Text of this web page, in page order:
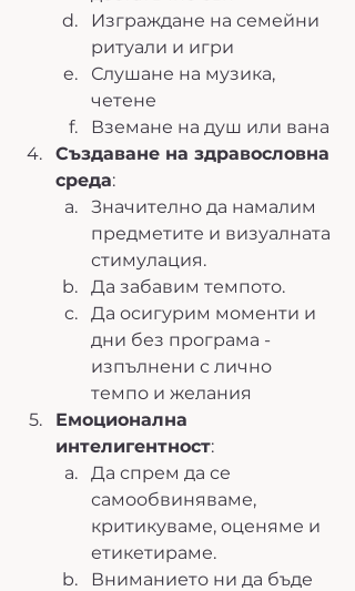
Изграждане на семейни
ритуали и игри
Слушане на музика,
четене
Вземане на душ или вана
Създаване на здравословна
среда:
Значително да намалим
предметите и визуалната
стимулация.
Да забавим темпото.
Да осигурим моменти и
дни без програма -
изпълнени с лично
темпо и желания
Емоционална
интелигентност:
Да спрем да се
самообвиняваме,
критикуваме, оценяме и
етикетираме.
Вниманието ни да бъде